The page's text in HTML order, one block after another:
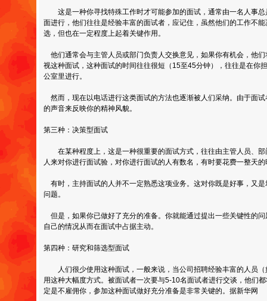
这是一种你寻找特殊工作时才可能参加的面试，通常由一名人事总
面进行，他们往往是经验丰富的面试者，应记住，虽然他们的工作不
选，但也在一定程度上起着关键作用。
他们通常会与主管人员或部门负责人交换意见，如果你有机会，他
视这种面试，这种面试的时间往往很短（15至45分钟），往往是在你
公室里进行。
然而，现在以电话进行这类面试的方法也逐渐被人们采纳。由于面
的声音来反映你的精神风貌。
第三种：决策型面试
在某种程度上，这是一种很重要的面试方式，往往由主管人员、部
人来对你进行面试验，对你进行面试的人有数名，有时要花费一整天的
有时，主持面试的人并不一定熟悉这项业务。这对你既是好事，又
问题。
但是，如果你已做好了充分的准备。你就能通过提出一些关键性的
自己的情况从而在面试中占据主动。
第四种：研究和筛选型面试
人们很少使用这种面试，一般来说，当公司招聘经验丰富的人员（
用这种大幅度方式。被面试者一次要与5-10名面试者进行交谈，他们
定是不雇佣你，参加这种面试做好充分准备是非常关键的。据新华网